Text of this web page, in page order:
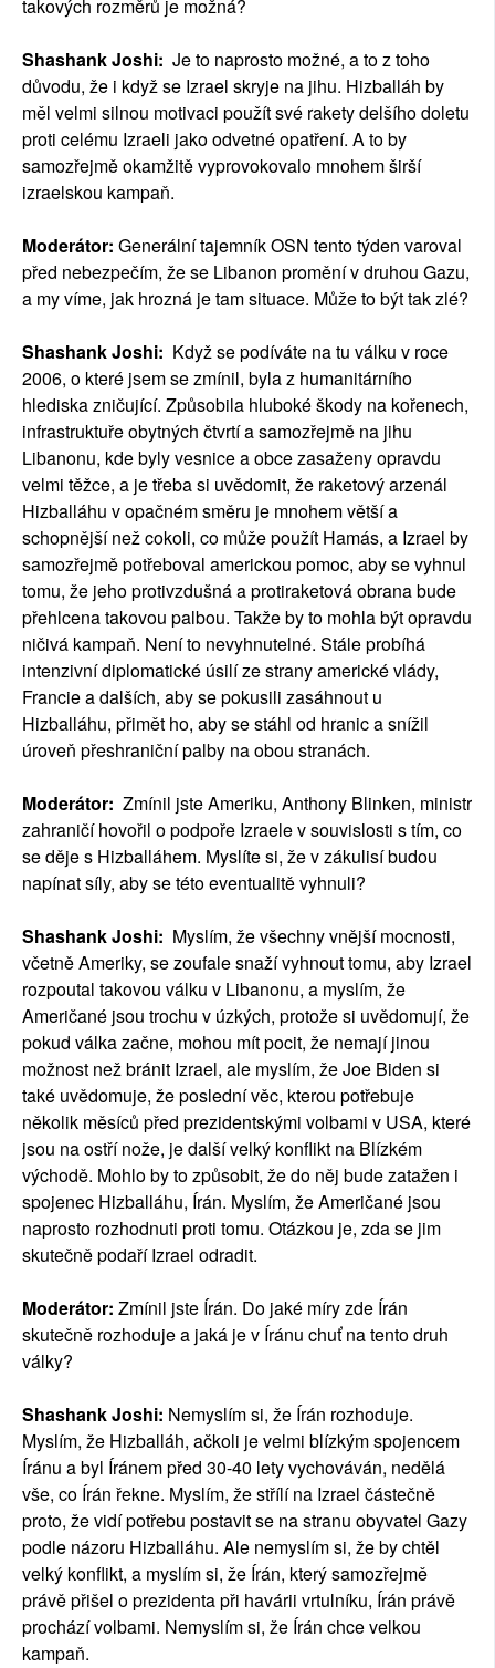
takových rozměrů je možná?
Shashank Joshi: Je to naprosto možné, a to z toho
důvodu, že i když se Izrael skryje na jihu. Hizballáh by
měl velmi silnou motivaci použít své rakety delšího doletu
proti celému Izraeli jako odvetné opatření. A to by
samozřejmě okamžitě vyprovokovalo mnohem širší
izraelskou kampaň.
Moderátor: Generální tajemník OSN tento týden varoval
před nebezpečím, že se Libanon promění v druhou Gazu,
a my víme, jak hrozná je tam situace. Může to být tak zlé?
Shashank Joshi: Když se podíváte na tu válku v roce
2006, o které jsem se zmínil, byla z humanitárního
hlediska zničující. Způsobila hluboké škody na kořenech,
infrastruktuře obytných čtvrtí a samozřejmě na jihu
Libanonu, kde byly vesnice a obce zasaženy opravdu
velmi těžce, a je třeba si uvědomit, že raketový arzenál
Hizballáhu v opačném směru je mnohem větší a
schopnější než cokoli, co může použít Hamás, a Izrael by
samozřejmě potřeboval americkou pomoc, aby se vyhnul
tomu, že jeho protivzdušná a protiraketová obrana bude
přehlcena takovou palbou. Takže by to mohla být opravdu
ničivá kampaň. Není to nevyhnutelné. Stále probíhá
intenzivní diplomatické úsilí ze strany americké vlády,
Francie a dalších, aby se pokusili zasáhnout u
Hizballáhu, přimět ho, aby se stáhl od hranic a snížil
úroveň přeshraniční palby na obou stranách.
Moderátor: Zmínil jste Ameriku, Anthony Blinken, ministr
zahraničí hovořil o podpoře Izraele v souvislosti s tím, co
se děje s Hizballáhem. Myslíte si, že v zákulisí budou
napínat síly, aby se této eventualitě vyhnuli?
Shashank Joshi: Myslím, že všechny vnější mocnosti,
včetně Ameriky, se zoufale snaží vyhnout tomu, aby Izrael
rozpoutal takovou válku v Libanonu, a myslím, že
Američané jsou trochu v úzkých, protože si uvědomují, že
pokud válka začne, mohou mít pocit, že nemají jinou
možnost než bránit Izrael, ale myslím, že Joe Biden si
také uvědomuje, že poslední věc, kterou potřebuje
několik měsíců před prezidentskými volbami v USA, které
jsou na ostří nože, je další velký konflikt na Blízkém
východě. Mohlo by to způsobit, že do něj bude zatažen i
spojenec Hizballáhu, Írán. Myslím, že Američané jsou
naprosto rozhodnuti proti tomu. Otázkou je, zda se jim
skutečně podaří Izrael odradit.
Moderátor: Zmínil jste Írán. Do jaké míry zde Írán
skutečně rozhoduje a jaká je v Íránu chuť na tento druh
války?
Shashank Joshi: Nemyslím si, že Írán rozhoduje.
Myslím, že Hizballáh, ačkoli je velmi blízkým spojencem
Íránu a byl Íránem před 30-40 lety vychováván, nedělá
vše, co Írán řekne. Myslím, že střílí na Izrael částečně
proto, že vidí potřebu postavit se na stranu obyvatel Gazy
podle názoru Hizballáhu. Ale nemyslím si, že by chtěl
velký konflikt, a myslím si, že Írán, který samozřejmě
právě přišel o prezidenta při havárii vrtulníku, Írán právě
prochází volbami. Nemyslím si, že Írán chce velkou
kampaň.